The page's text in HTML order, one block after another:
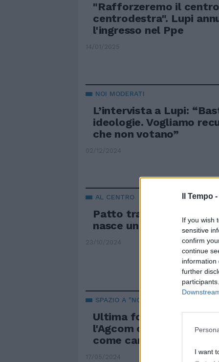
Il Tempo -
If you wish
sensitive
confirm
continue
information
further
I want
"Rafforzeremo il
centrodestra". Lupi
l'ingresso nel Ppe
14/01/2025
NOI MODERATI
L’intervista a Lupi:
ideologie. Vogliamo
che non votano”
02/12/2024
AL CENTRO
Patto tra Gelmini-
nasce un nuovo
23/10/2024
SPAZIO A "NOI MODERATI"
Ultima follia sulla par
l'Agcom calcola
come campagna
17/05/2024